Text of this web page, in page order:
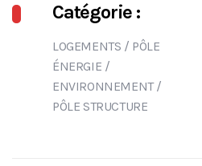
Catégorie :
LOGEMENTS / PÔLE
ÉNERGIE /
ENVIRONNEMENT/
PÔLE STRUCTURE